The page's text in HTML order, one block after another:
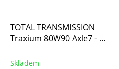
TOTAL TRANSMISSION
Traxium 80W90 Axle7 - 1
957235)
Skladem